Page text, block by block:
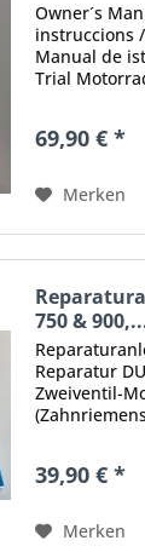
Owner´s
instruccions
Manual de
Trial
Zustand: gut,
69,90 € *
Merken
750 &
Reparatur
Zweiventil-
748 cm³ /
39,90 € *
Merken